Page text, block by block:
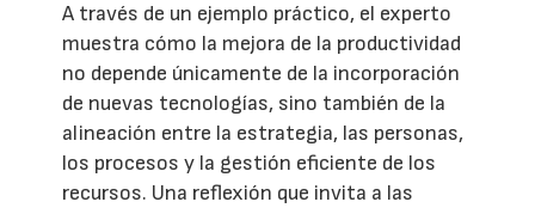
A través de un ejemplo práctico, el experto
muestra cómo la mejora de la productividad
no depende únicamente de la incorporación
de nuevas tecnologías, sino también de la
alineación entre la estrategia, las personas,
los procesos y la gestión eficiente de los
recursos. Una reflexión que invita a las